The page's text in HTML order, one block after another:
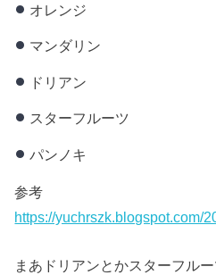
オレンジ
マンダリン
ドリアン
スターフルーツ
パンノキ
参考
https://yuchrszk.blogspot.com/
まあドリアンとかスターフル